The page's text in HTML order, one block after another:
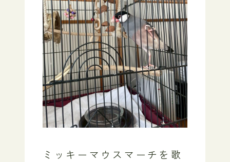
ミッキーマウスマーチを歌